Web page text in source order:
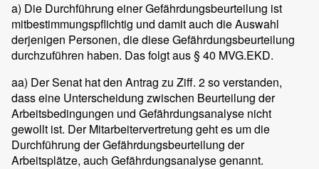
a) Die Durchführung einer Gefährdungsbeurteilung ist
mitbestimmungspflichtig und damit auch die Auswahl
derjenigen Personen, die diese Gefährdungsbeurteilung
durchzuführen haben. Das folgt aus § 40 MVG.EKD.
aa) Der Senat hat den Antrag zu Ziff. 2 so verstanden,
dass eine Unterscheidung zwischen Beurteilung der
Arbeitsbedingungen und Gefährdungsanalyse nicht
gewollt ist. Der Mitarbeitervertretung geht es um die
Durchführung der Gefährdungsbeurteilung der
Arbeitsplätze, auch Gefährdungsanalyse genannt.